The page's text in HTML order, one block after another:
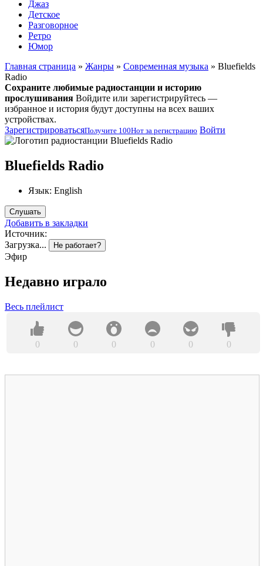
Джаз
Детское
Разговорное
Ретро
Юмор
Главная страница » Жанры » Современная музыка » Bluefields
Radio
Сохраните любимые радиостанции и историю
прослушивания Войдите или зарегистрируйтесь —
избранное и история будут доступны на всех ваших
устройствах.
ЗарегистрироватьсяПолучите 100Нот за регистрацию Войти
Bluefields Radio
Язык: English
Слушать
Добавить в закладки
Источник:
Загрузка...
Не работает?
Эфир
Недавно играло
Весь плейлист
0 0 0 0 0 0